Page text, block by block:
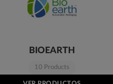
BIOEARTH
10 Products